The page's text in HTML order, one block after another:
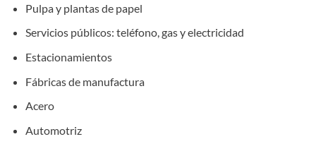
Pulpa y plantas de papel
Servicios públicos: teléfono, gas y electricidad
Estacionamientos
Fábricas de manufactura
Acero
Automotriz